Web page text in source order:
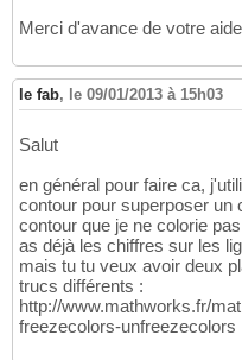
Merci d'avance de votre aide
le fab, le 09/01/2013 à 15h03
Salut
en général pour faire ca,
contour pour superposer un
contour que je ne colorie
as déjà les chiffres sur les
mais tu tu veux avoir deux
trucs différents :
http://www.mathworks.fr/
freezecolors-unfreezecolors